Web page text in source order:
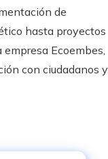
de
hasta proyectos
Ecoembes,
con ciudadanos y